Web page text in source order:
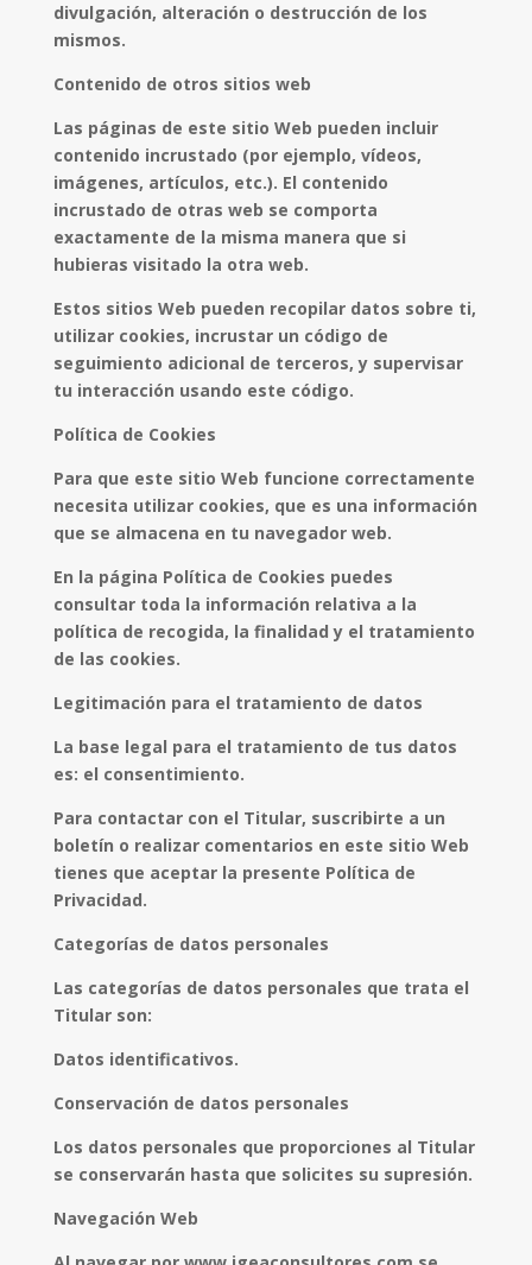
divulgación, alteración o destrucción de los
mismos.
Contenido de otros sitios web
Las páginas de este sitio Web pueden incluir
contenido incrustado (por ejemplo, vídeos,
imágenes, artículos, etc.). El contenido
incrustado de otras web se comporta
exactamente de la misma manera que si
hubieras visitado la otra web.
Estos sitios Web pueden recopilar datos sobre ti,
utilizar cookies, incrustar un código de
seguimiento adicional de terceros, y supervisar
tu interacción usando este código.
Política de Cookies
Para que este sitio Web funcione correctamente
necesita utilizar cookies, que es una información
que se almacena en tu navegador web.
En la página Política de Cookies puedes
consultar toda la información relativa a la
política de recogida, la finalidad y el tratamiento
de las cookies.
Legitimación para el tratamiento de datos
La base legal para el tratamiento de tus datos
es: el consentimiento.
Para contactar con el Titular, suscribirte a un
boletín o realizar comentarios en este sitio Web
tienes que aceptar la presente Política de
Privacidad.
Categorías de datos personales
Las categorías de datos personales que trata el
Titular son:
Datos identificativos.
Conservación de datos personales
Los datos personales que proporciones al Titular
se conservarán hasta que solicites su supresión.
Navegación Web